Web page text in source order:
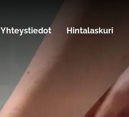
Yhteystiedot Hintalaskuri